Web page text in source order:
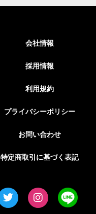
会社情報
採用情報
利用規約
プライバシーポリシー
お問い合わせ
特定商取引に基づく表記